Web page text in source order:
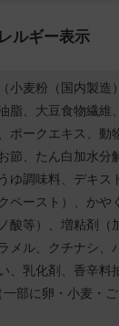
ルギー表示
小麦粉（国内製造
脂、大豆食物繊維
ポークエキス、動
節、たん白加水分
ゆ調味料、デキス
ペースト）、かや
酸等）、増粘剤（
メル、クチナシ、
、乳化剤、香辛料
一部に卵・小麦・